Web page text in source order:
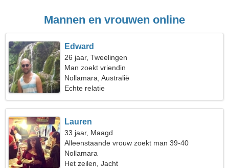
Mannen en vrouwen online
Edward
26 jaar, Tweelingen
Man zoekt vriendin
Nollamara, Australië
Echte relatie
Lauren
33 jaar, Maagd
Alleenstaande vrouw zoekt man 39-40
Nollamara
Het zeilen, Jacht